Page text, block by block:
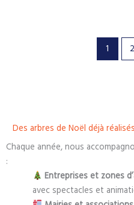
1 2
Des arbres de Noël déjà réalisés
Chaque année, nous
:
Entreprises et zones
avec spectacles et